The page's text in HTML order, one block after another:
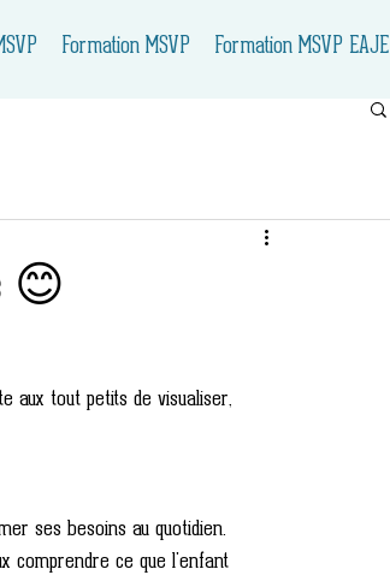
Formation MSVP Formation MSVP EAJE
😊
aux tout petits de visualiser,
ses besoins au quotidien.
comprendre ce que l'enfant